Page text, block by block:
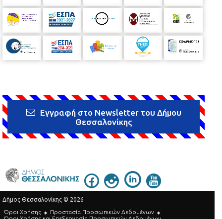
Εγγραφή στο Newsletter του Δήμου
Θεσσαλονίκης
Δήμος Θεσσαλονίκης © 2026
Όροι Χρήσης
Προστασία Προσωπικών Δεδομένων